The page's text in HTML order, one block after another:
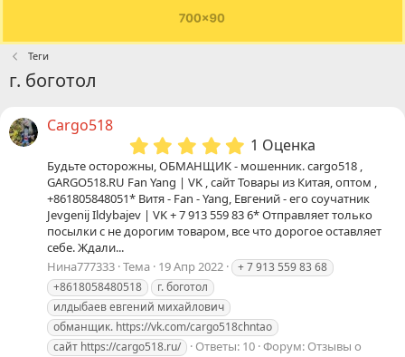
Теги
г. боготол
Сargo518
5
.
0
0
з
в
з
д
1 Оценка
Будьте осторожны, ОБМАНЩИК - мошенник. cargo518 ,
GARGO518.RU Fan Yang | VK , сайт Товары из Китая, оптом ,
+861805848051* Витя - Fan - Yang, Евгений - его соучатник
Jevgenij Ildybajev | VK + 7 913 559 83 6* Отправляет только
посылки с не дорогим товаром, все что дорогое оставляет
себе. Ждали...
Нина777333 Тема 19 Апр 2022
+ 7 913 559 83 68
+8618058480518
г.боготол
илдыбаев евгений михайлович
обманщик. https://vk.com/cargo518chntao
сайт https://cargo518.ru/
Ответы: 10 Форум: Отзывы о